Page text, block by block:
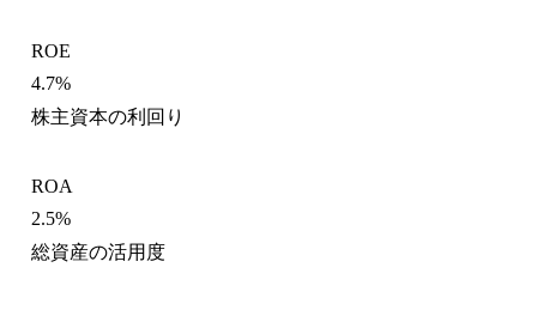
ROE
4.7%
株主資本の利回り
ROA
2.5%
総資産の活用度